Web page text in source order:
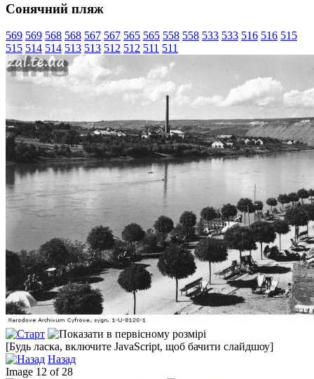
Сонячний пляж
569 569 568 568 567 567 565 565 558 558 533 533 516 516 515
515 514 514 513 513 512 512 511 511
[Будь ласка, включите JavaScript, щоб бачити слайдшоу]
Назад
Image 12 of 28